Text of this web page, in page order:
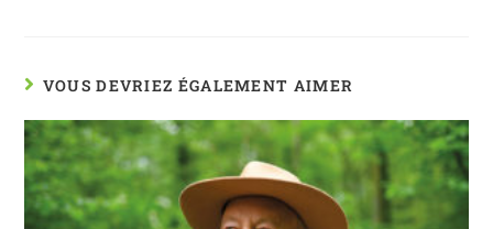
VOUS DEVRIEZ ÉGALEMENT AIMER